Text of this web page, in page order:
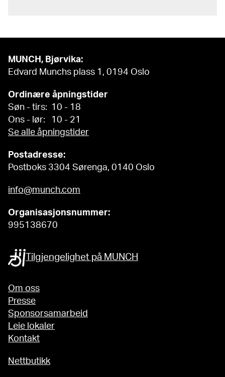
MUNCH, Bjørvika:
Edvard Munchs plass 1, 0194 Oslo
Ordinære åpningstider
Søn - tirs: 10 - 18
Ons - lør: 10 - 21
Se alle åpningstider
Postadresse:
Postboks 3304 Sørenga, 0140 Oslo
info@munch.com
Organisasjonsnummer:
995138670
Tilgjengelighet på MUNCH
Om oss
Presse
Sponsorsamarbeid
Leie lokaler
Kontakt
Nettbutikk